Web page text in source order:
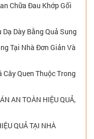
Chữa Đau Khớp Gối
Dày Bằng Quả Sung
Tại Nhà Đơn Giản Và
Quen Thuộc Trong
AN TOÀN HIỆU QUẢ,
QUẢ TẠI NHÀ